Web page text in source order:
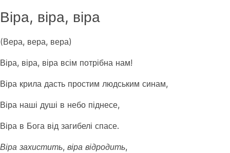
Віра, віра, віра
(Вера, вера, вера)
Віра, віра, віра всім потрібна нам!
Віра крила дасть простим людським синам,
Віра наші душі в небо піднесе,
Віра в Бога від загибелі спасе.
Віра захистить, віра відродить,